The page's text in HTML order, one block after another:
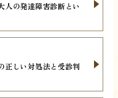
人の発達障害診断とい
正しい対処法と受診判